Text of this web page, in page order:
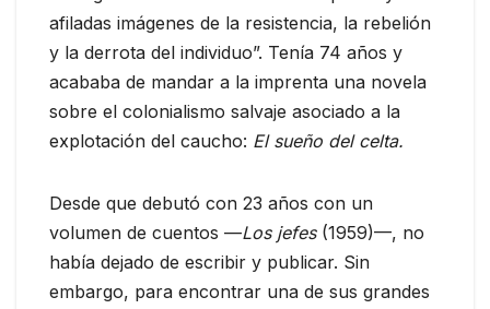
afiladas imágenes de la resistencia, la rebelión
y la derrota del individuo”. Tenía 74 años y
acababa de mandar a la imprenta una novela
sobre el colonialismo salvaje asociado a la
explotación del caucho: El sueño del celta.
Desde que debutó con 23 años con un
volumen de cuentos —Los jefes(1959)—, no
había dejado de escribir y publicar. Sin
embargo, para encontrar una de sus grandes